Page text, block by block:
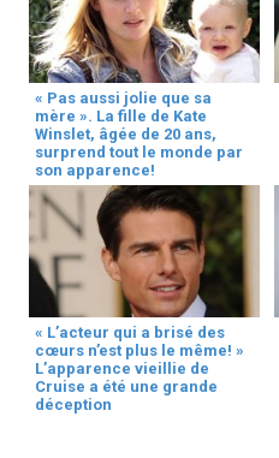
« Pas aussi jolie que sa
mère ». La fille de Kate
Winslet, âgée de 20 ans,
surprend tout le monde par
son apparence!
« L’acteur qui a brisé des
cœurs n’est plus le même! »
L’apparence vieillie de
Cruise a été une grande
déception